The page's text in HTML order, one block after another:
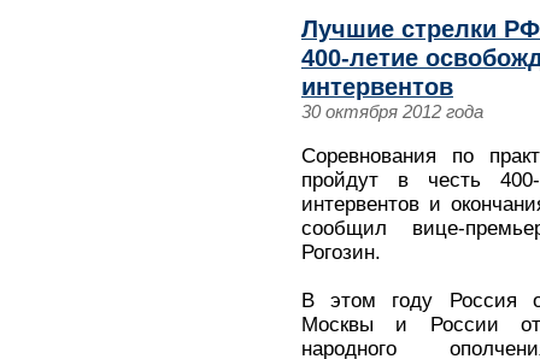
Лучшие стрелки
400-летие
интервентов
30 октября 2012 года
Соревнования по
пройдут в честь
интервентов и
сообщил вице-
Рогозин.
В этом году Россия
Москвы и России от
народного